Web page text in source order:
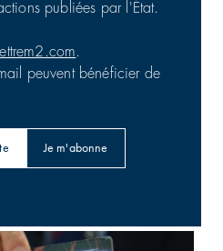
publiées par l'État.
lettrem2.com.
peuvent bénéficier de
Je m'abonne